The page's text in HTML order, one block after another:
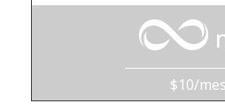
$10/mes